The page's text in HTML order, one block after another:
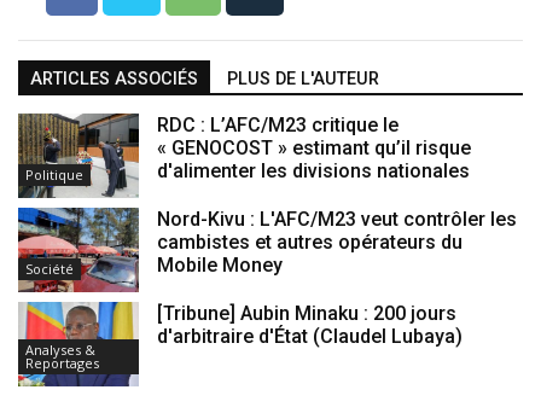
ARTICLES ASSOCIÉS PLUS DE L'AUTEUR
Politique
RDC : L’AFC/M23 critique le
« GENOCOST » estimant qu’il risque
d'alimenter les divisions nationales
Société
Nord-Kivu : L'AFC/M23 veut contrôler les
cambistes et autres opérateurs du
Mobile Money
Analyses &
Reportages
[Tribune] Aubin Minaku : 200 jours
d'arbitraire d'État (Claudel Lubaya)